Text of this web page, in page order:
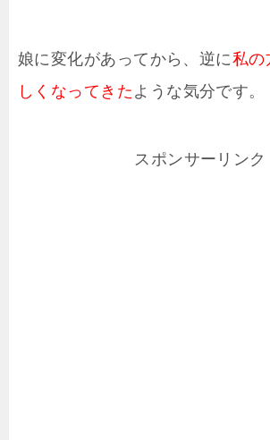
娘に変化があってから、逆に私の
しくなってきた ような気分です。
スポンサーリンク